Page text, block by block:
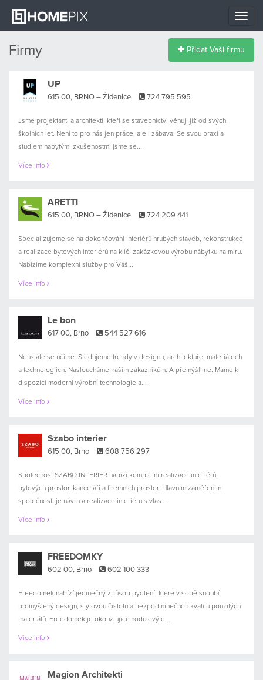
Toggle
Firmy Přidat Vaši firmu
UP
615 00, BRNO – Židenice 724 795 595
Jsme projektanti a architekti, kteří se stavebnictví věnují již od svých
školních let. Není to pro nás jen práce, ale i zábava. Se svou praxí a
studiem nabytými zkušenostmi jsme se...
Více info
ARETTI
615 00, BRNO – Židenice 724 209 441
Specializujeme se na dokončování interiérů hrubých staveb, rekonstrukce
a realizace bytových interiérů na klíč, zakázkovou výrobu nábytku na míru.
Nabízíme komplexní služby pro Váš...
Více info
Le bon
617 00, Brno 544 527 616
Neustále se učíme. Sledujeme trendy v designu, architektuře, materiálech
a technologiích. Nasloucháme našim zákazníkům. A přemýšlíme. Máme k
dispozici moderní výrobní technologie a...
Více info
Szabo interier
615 00, Brno 608 756 297
Společnost SZABO INTERIER nabízí kompletní realizace interiérů,
bytových prostor, kanceláří a firemních prostor. Hlavním zaměřením
společnosti je návrh a realizace interiéru s vlas...
Více info
FREEDOMKY
602 00, Brno 602 100 333
Freedomek nabízí jedinečný způsob bydlení, které v sobě snoubí
promyšlený design, stylovou čistotu a bezpodmínečnou kvalitu použitých
materiálů. Freedomek je okouzlující modulový d...
Více info
Magion Architekti